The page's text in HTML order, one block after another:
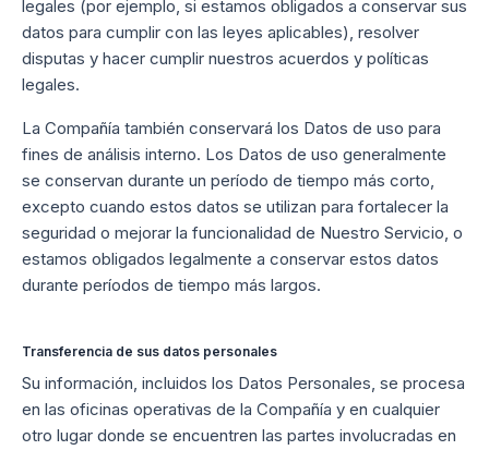
legales (por ejemplo, si estamos obligados a conservar sus
datos para cumplir con las leyes aplicables), resolver
disputas y hacer cumplir nuestros acuerdos y políticas
legales.
La Compañía también conservará los Datos de uso para
fines de análisis interno. Los Datos de uso generalmente
se conservan durante un período de tiempo más corto,
excepto cuando estos datos se utilizan para fortalecer la
seguridad o mejorar la funcionalidad de Nuestro Servicio, o
estamos obligados legalmente a conservar estos datos
durante períodos de tiempo más largos.
Transferencia de sus datos personales
Su información, incluidos los Datos Personales, se procesa
en las oficinas operativas de la Compañía y en cualquier
otro lugar donde se encuentren las partes involucradas en